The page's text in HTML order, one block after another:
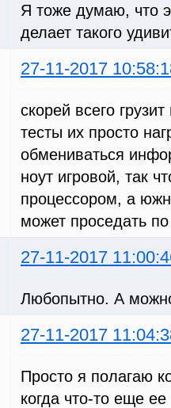
Я тоже думаю, что
делает такого
27-11-2017
скорей всего
тесты их просто
обмениваться
ноут игровой, так
процессором, а
может проседать
27-11-2017
Любопытно. А можно
27-11-2017
Просто я полагаю
когда что-то еще